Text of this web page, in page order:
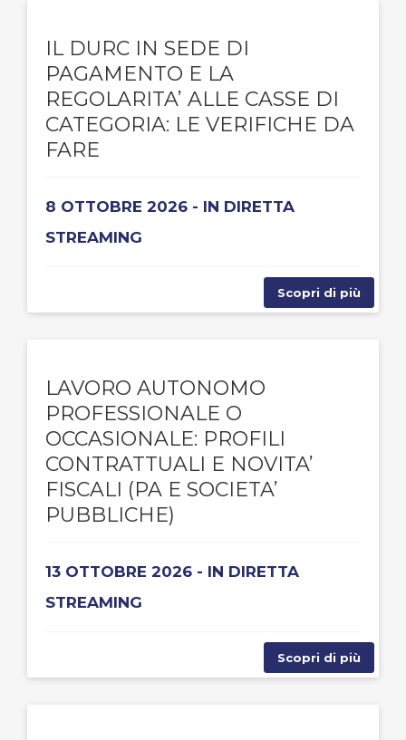
IL DURC IN SEDE DI
PAGAMENTO E LA
REGOLARITA’ ALLE CASSE DI
CATEGORIA: LE VERIFICHE DA
FARE
8 OTTOBRE 2026 - IN DIRETTA
STREAMING
Scopri di più
LAVORO AUTONOMO
PROFESSIONALE O
OCCASIONALE: PROFILI
CONTRATTUALI E NOVITA’
FISCALI (PA E SOCIETA’
PUBBLICHE)
13 OTTOBRE 2026 - IN DIRETTA
STREAMING
Scopri di più